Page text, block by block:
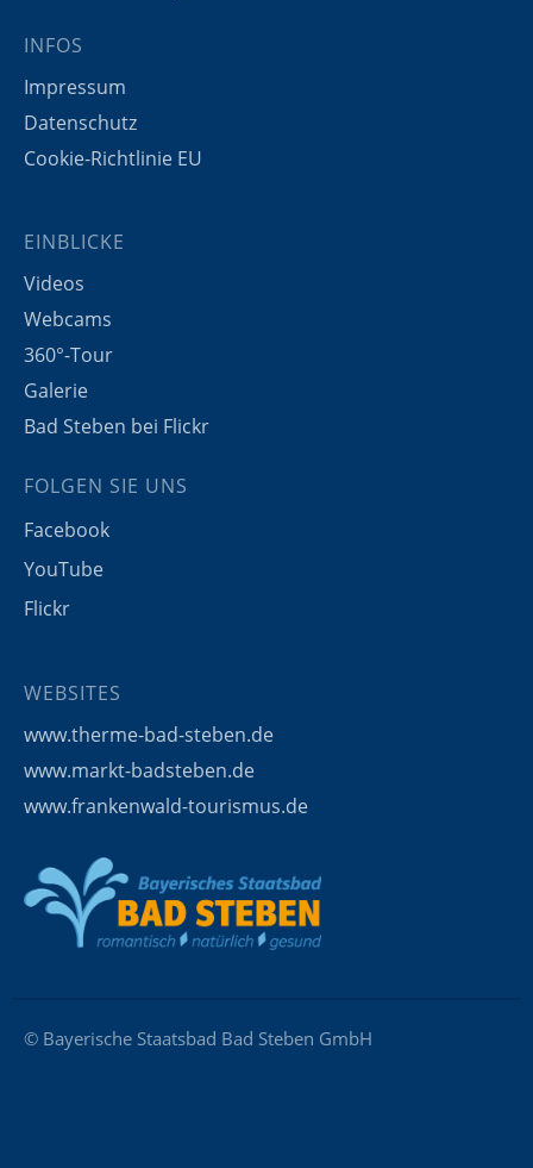
INFOS
Impressum
Datenschutz
Cookie-Richtlinie EU
EINBLICKE
Videos
Webcams
360°-Tour
Galerie
Bad Steben bei Flickr
FOLGEN SIE UNS
Facebook
YouTube
Flickr
WEBSITES
www.therme-bad-steben.de
www.markt-badsteben.de
www.frankenwald-tourismus.de
© Bayerische Staatsbad Bad Steben GmbH